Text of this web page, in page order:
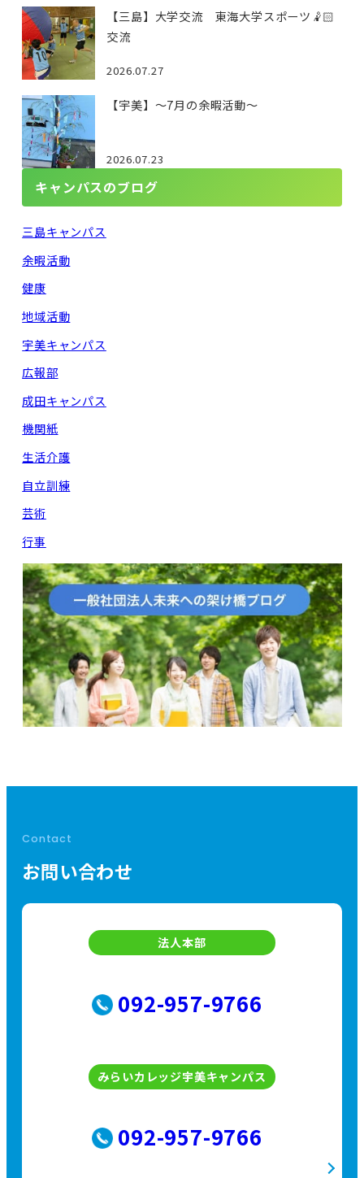
【三島】大学交流 東海大学スポーツ🤾🏻
交流
2026.07.27
【宇美】～7月の余暇活動～
2026.07.23
キャンパスのブログ
三島キャンパス
余暇活動
健康
地域活動
宇美キャンパス
広報部
成田キャンパス
機関紙
生活介護
自立訓練
芸術
行事
Contact
お問い合わせ
法人本部
092-957-9766
みらいカレッジ宇美キャンパス
092-957-9766